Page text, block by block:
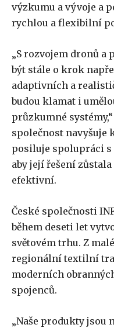
výzkumu a vývoje a
rychlou a flexibilní
„S rozvojem dronů
být stále o krok
adaptivních a
budou klamat i
průzkumné
společnost navyšuje
posiluje spolupráci
aby její řešení
efektivní.
České společnosti
během deseti let
světovém trhu. Z
regionální textilní
moderních
spojenců.
„Naše produkty jsou